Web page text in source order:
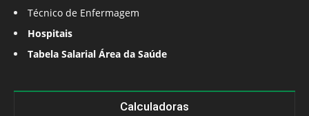
Técnico de Enfermagem
Hospitais
Tabela Salarial Área da Saúde
Calculadoras